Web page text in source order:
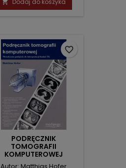

PODRĘCZNIK
TOMOGRAFII
KOMPUTEROWEJ
favorite_border